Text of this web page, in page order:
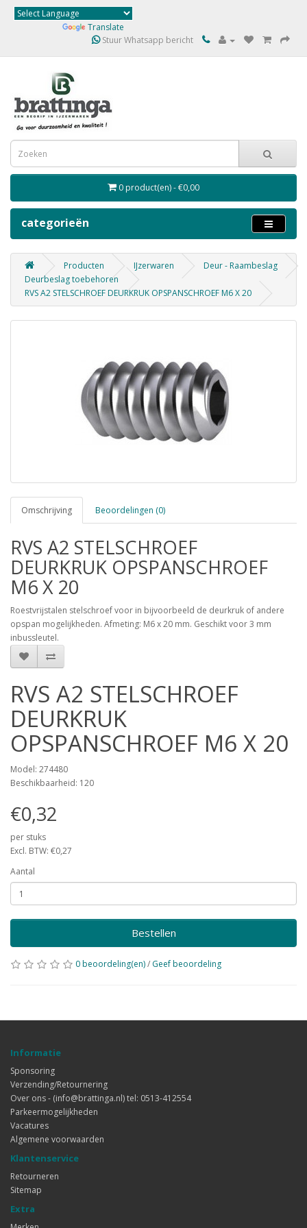
Translate
Stuur Whatsapp bericht
0 product(en) - €0,00
categorieën
Producten IJzerwaren
Deur - Raambeslag
Deurbeslag toebehoren
RVS A2 STELSCHROEF DEURKRUK OPSPANSCHROEF M6 X 20
Omschrijving Beoordelingen (0)
RVS A2 STELSCHROEF
DEURKRUK OPSPANSCHROEF
M6 X 20
Roestvrijstalen stelschroef voor in bijvoorbeeld de deurkruk of andere
opspan mogelijkheden. Afmeting: M6 x 20 mm. Geschikt voor 3 mm
inbussleutel.
RVS A2 STELSCHROEF
DEURKRUK
OPSPANSCHROEF M6 X 20
Model: 274480
Beschikbaarheid: 120
€0,32
per stuks
Excl. BTW: €0,27
Aantal
Bestellen
0 beoordeling(en)/ Geef beoordeling
Informatie
Sponsoring
Verzending/Retournering
Over ons - (info@brattinga.nl) tel: 0513-412554
Parkeermogelijkheden
Vacatures
Algemene voorwaarden
Klantenservice
Retourneren
Sitemap
Extra